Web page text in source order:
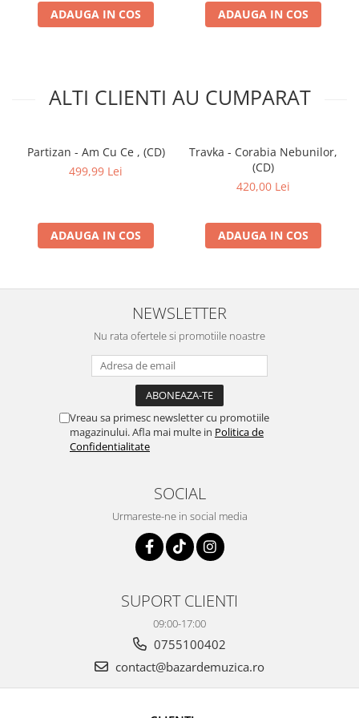
ADAUGA IN COS ADAUGA IN COS
ALTI CLIENTI AU CUMPARAT
Partizan - Am Cu Ce , (CD)
499,99 Lei
ADAUGA IN COS
Travka - Corabia Nebunilor,
(CD)
420,00 Lei
ADAUGA IN COS
NEWSLETTER
Nu rata ofertele si promotiile noastre
Vreau sa primesc newsletter cu promotiile
magazinului. Afla mai multe in Politica de
Confidentialitate
SOCIAL
Urmareste-ne in social media
SUPORT CLIENTI
09:00-17:00
0755100402
contact@bazardemuzica.ro